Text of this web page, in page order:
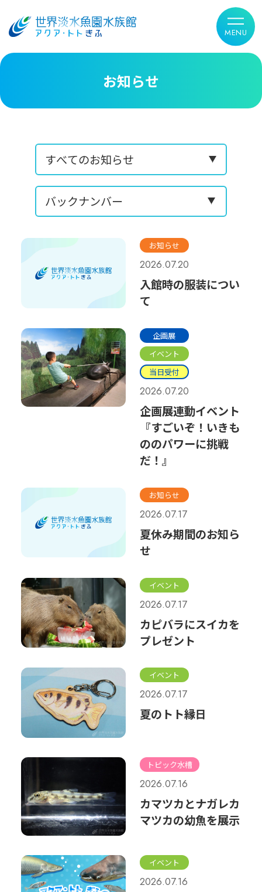
お知らせ
お知らせ
2026.07.20
入館時の服装につい
て
企画展
イベント
当日受付
2026.07.20
企画展連動イベント
『すごいぞ！いきも
ののパワーに挑戦
だ！』
お知らせ
2026.07.17
夏休み期間のお知ら
せ
イベント
2026.07.17
カピバラにスイカを
プレゼント
イベント
2026.07.17
夏のトト縁日
トピック水槽
2026.07.16
カマツカとナガレカ
マツカの幼魚を展示
イベント
2026.07.16